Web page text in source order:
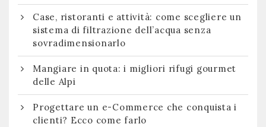
Case, ristoranti e attività: come scegliere un
sistema di filtrazione dell’acqua senza
sovradimensionarlo
Mangiare in quota: i migliori rifugi gourmet
delle Alpi
Progettare un e-Commerce che conquista i
clienti? Ecco come farlo